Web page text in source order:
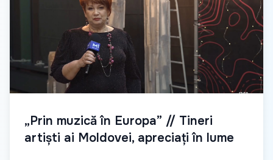
„Prin muzică în Europa” // Tineri
artiști ai Moldovei, apreciați în lume